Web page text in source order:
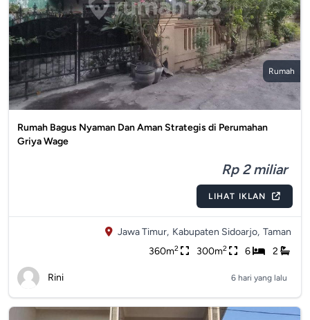
Rumah
Rumah Bagus Nyaman Dan Aman Strategis di Perumahan
Griya Wage
Rp 2 miliar
LIHAT IKLAN
Jawa Timur, Kabupaten Sidoarjo, Taman
360m2 300m2 6 2
Rini 6 hari yang lalu